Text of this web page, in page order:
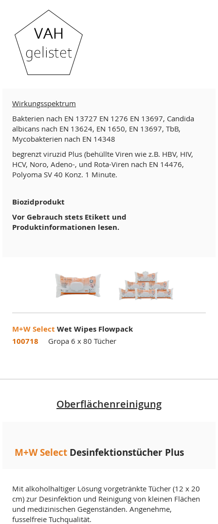
Wirkungsspektrum
Bakterien nach EN 13727 EN 1276 EN 13697, Candida
albicans nach EN 13624, EN 1650, EN 13697, TbB,
Mycobakterien nach EN 14348
begrenzt viruzid Plus (behüllte Viren wie z.B. HBV, HIV,
HCV, Noro, Adeno-, und Rota-Viren nach EN 14476,
Polyoma SV 40 Konz. 1 Minute.
Biozidprodukt
Vor Gebrauch stets Etikett und
Produktinformationen lesen.
M+W Select Wet Wipes Flowpack
100718
Gropa 6 x 80 Tücher
Oberflächenreinigung
M+W Select Desinfektionstücher Plus
Mit alkoholhaltiger Lösung vorgetränkte Tücher (12 x 20
cm) zur Desinfektion und Reinigung von kleinen Flächen
und medizinischen Gegenständen. Angenehme,
fusselfreie Tuchqualität.